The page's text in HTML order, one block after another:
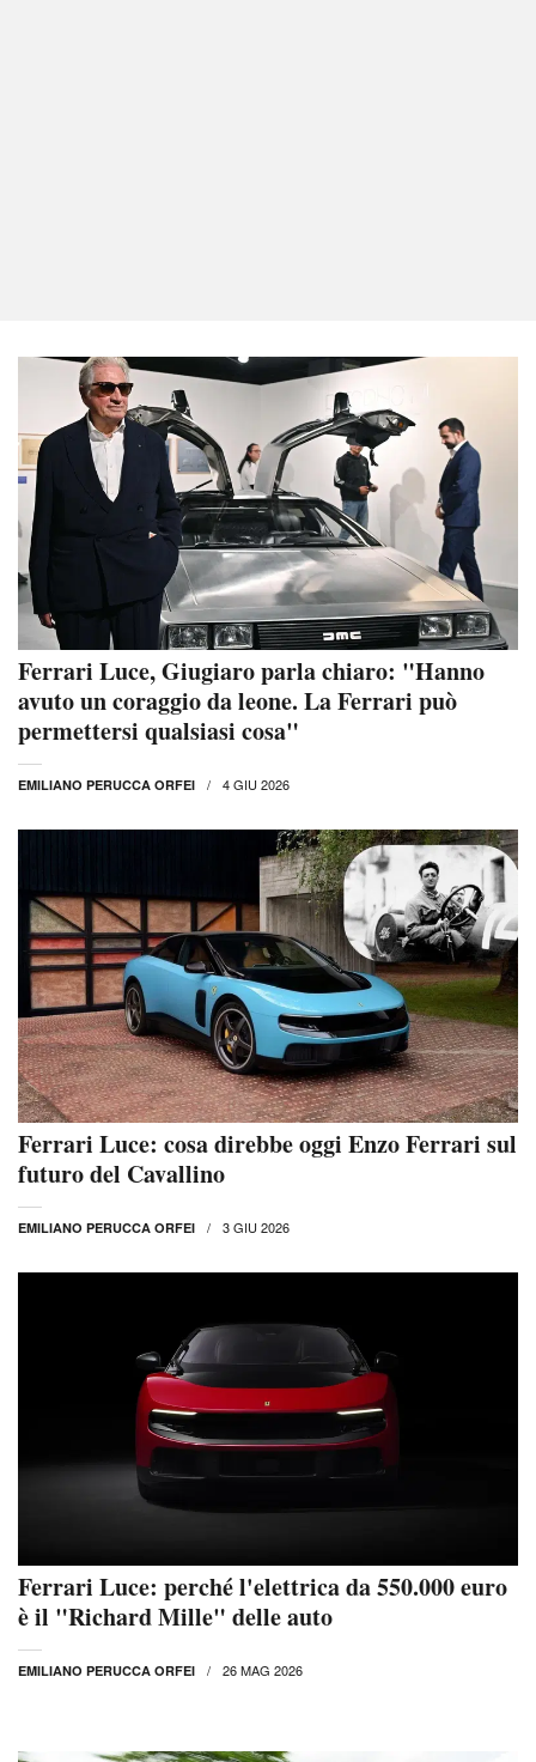
Ferrari Luce, Giugiaro parla chiaro: "Hanno
avuto un coraggio da leone. La Ferrari può
permettersi qualsiasi cosa"
EMILIANO PERUCCA ORFEI 4 GIU 2026
Ferrari Luce: cosa direbbe oggi Enzo Ferrari sul
futuro del Cavallino
EMILIANO PERUCCA ORFEI 3 GIU 2026
Ferrari Luce: perché l'elettrica da 550.000 euro
è il "Richard Mille" delle auto
EMILIANO PERUCCA ORFEI 26 MAG 2026